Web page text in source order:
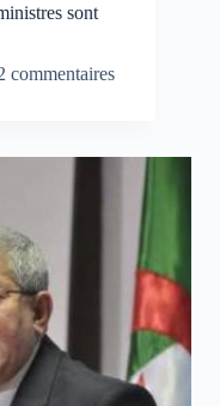
sont
commentaires